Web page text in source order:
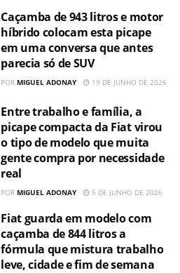
Caçamba de 943 litros e motor
híbrido colocam esta picape
em uma conversa que antes
parecia só de SUV
POR MIGUEL ADONAY 19 DE JUNHO DE 2026
Entre trabalho e família, a
picape compacta da Fiat virou
o tipo de modelo que muita
gente compra por necessidade
real
POR MIGUEL ADONAY 5 DE JUNHO DE 2026
Fiat guarda em modelo com
caçamba de 844 litros a
fórmula que mistura trabalho
leve, cidade e fim de semana